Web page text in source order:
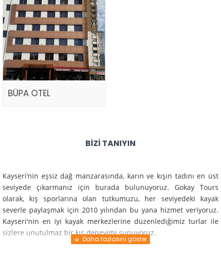
BÜPA OTEL
BIZI TANIYIN
Kayseri’nin eşsiz dağ manzarasında, karın ve kışın tadını en üst
seviyede çıkarmanız için burada bulunuyoruz. Gokay Tours
olarak, kış sporlarına olan tutkumuzu, her seviyedeki kayak
severle paylaşmak için 2010 yılından bu yana hizmet veriyoruz.
Kayseri'nin en iyi kayak merkezlerine düzenlediğimiz turlar ile
sizlere unutulmaz bir kış deneyimi sunuyoruz.